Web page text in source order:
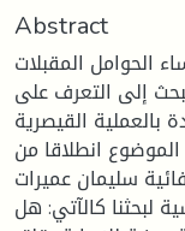
Abstract
الحوامل المقبلات
إلى التعرف على
بالعملية القيصرية
انطلاقا من
سليمان عميرات
لبحثنا كالآتي: هل